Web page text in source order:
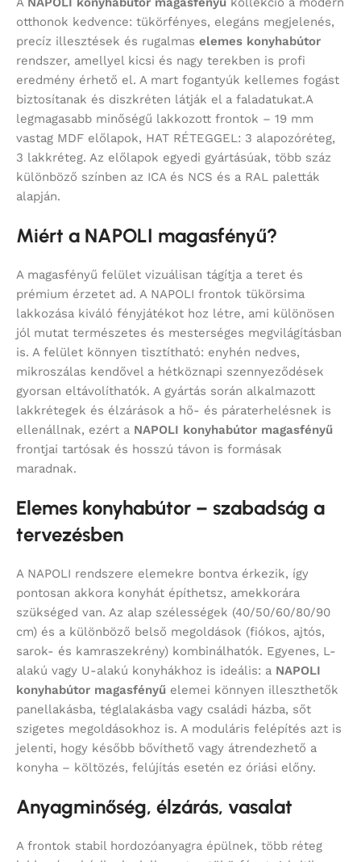
otthonok kedvence: tükörfényes, elegáns megjelenés,
precíz illesztések és rugalmas elemes konyhabútor
rendszer, amellyel kicsi és nagy terekben is profi
eredmény érhető el. A mart fogantyúk kellemes fogást
biztosítanak és diszkréten látják el a faladatukat.A
legmagasabb minőségű lakkozott frontok – 19 mm
vastag MDF előlapok, HAT RÉTEGGEL: 3 alapozóréteg,
3 lakkréteg. Az előlapok egyedi gyártásúak, több száz
különböző színben az ICA és NCS és a RAL paletták
alapján.
Miért a NAPOLI magasfényű?
A magasfényű felület vizuálisan tágítja a teret és
prémium érzetet ad. A NAPOLI frontok tükörsima
lakkozása kiváló fényjátékot hoz létre, ami különösen
jól mutat természetes és mesterséges megvilágításban
is. A felület könnyen tisztítható: enyhén nedves,
mikroszálas kendővel a hétköznapi szennyeződések
gyorsan eltávolíthatók. A gyártás során alkalmazott
lakkrétegek és élzárások a hő- és páraterhelésnek is
ellenállnak, ezért a NAPOLI konyhabútor magasfényű
frontjai tartósak és hosszú távon is formásak
maradnak.
Elemes konyhabútor – szabadság a
tervezésben
A NAPOLI rendszere elemekre bontva érkezik, így
pontosan akkora konyhát építhetsz, amekkorára
szükséged van. Az alap szélességek (40/50/60/80/90
cm) és a különböző belső megoldások (fiókos, ajtós,
sarok- és kamraszekrény) kombinálhatók. Egyenes, L-
alakú vagy U-alakú konyhákhoz is ideális: a NAPOLI
konyhabútor magasfényű elemei könnyen illeszthetők
panellakásba, téglalakásba vagy családi házba, sőt
szigetes megoldásokhoz is. A moduláris felépítés azt is
jelenti, hogy később bővíthető vagy átrendezhető a
konyha – költözés, felújítás esetén ez óriási előny.
Anyagminőség, élzárás, vasalat
A frontok stabil hordozóanyagra épülnek, több réteg